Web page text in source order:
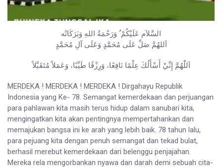
السَّلاَم عَلَيْكُمْ ُ وَرَحْمَةُ اللهِ وَبَرَكَاتُه
اَللهُمَّ صَلِّ عَلَى مُحَمَّدٍ وَعَلَى آلِ مُحَمَّدٍ
اَللّٰهُمَّ إِنِّيْ أَسْأَلُكَ عِلْمًا نَافِعًا، وَرِزْقًا طَيِّبًا، وَعَمَلاً مُتَقَبَّلاً
MERDEKA ! MERDEKA ! MERDEKA ! Dirgahayu Republik
Indonesia yang Ke- 78. Semangat kemerdekaan dan perjuangan
para pahlawan kita masih terus hidup dalam sanubari kita,
mengingatkan kita akan pentingnya mempertahankan dan
memajukan bangsa ini ke arah yang lebih baik. 78 tahun lalu,
para pejuang kita dengan penuh semangat dan tekad bulat,
berhasil merebut kemerdekaan dari belenggu penjajahan.
Mereka rela mengorbankan nyawa dan darah demi sebuah cita-